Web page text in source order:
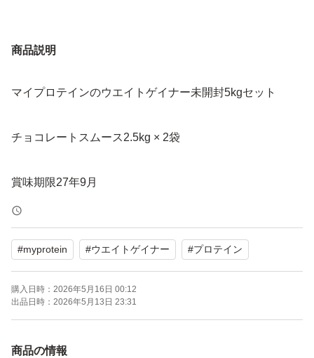
商品説明
マイプロテインのウエイトゲイナー未開封5kgセット
チョコレートスムース2.5kg × 2袋
賞味期限27年9月
#myprotein #ウエイトゲイナー #プロテイン
購入日時： 2026年5月16日 00:12
出品日時： 2026年5月13日 23:31
商品の情報